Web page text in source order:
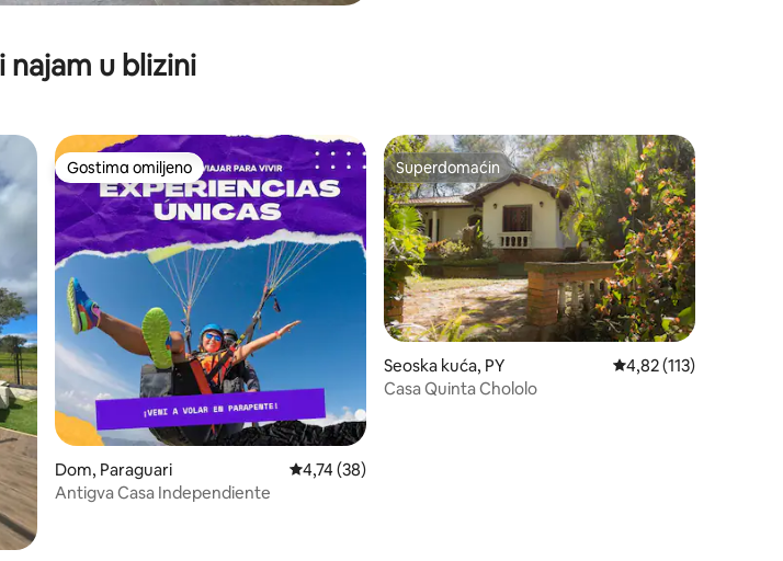
najam u blizini
Gostima omiljeno
Gostima omiljeno
Dom, Paraguari Prosečna ocena 4,74 od 5, utisaka: 38
4,74 (38)
Antigva Casa Independiente
Superdomaćin
Superdomaćin
Seoska kuća, PY Prosečna ocena 4,82
4,82 (113)
Casa Quinta Chololo